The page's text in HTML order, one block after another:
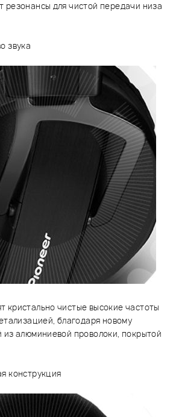
резонансы для чистой передачи низа
звука
кристально чистые высокие частоты
благодаря новому
из алюминиевой проволоки, покрытой
конструкция